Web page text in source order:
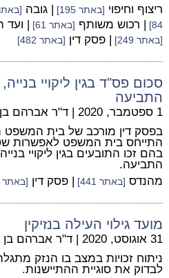
ריצוף וחיפוי [באתר 195] | גובה [באתר
84]
| רכוש משותף [באתר 61] | ועד
[באתר 249] | פסק דין [באתר 482]
סכום פס"ד בגין ליקויי
התביעה
1 ספטמבר, 2020 | ד"ר אברהם
בפסק דין מורכב של בית המשפט
התייחס בית המשפט לאפשרות
בהם זכו התובעים בגין ליקויי
התביעה.
מהנדס [באתר 441] | פסק דין [באתר 482]
מועד גילוי העילה בנזיקין
31 אוגוסט, 2020 | ד"ר אברהם בן
ניתוח זכויות במצב בו הנזק
לבדוק את סוגיית ההתיישנות.